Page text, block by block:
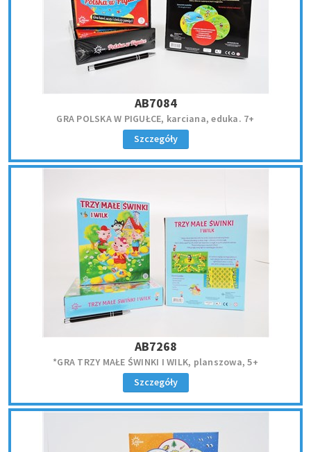
AB7084
GRA POLSKA W PIGUŁCE, karciana, eduka. 7+
Szczegóły
AB7268
*GRA TRZY MAŁE ŚWINKI I WILK, planszowa, 5+
Szczegóły